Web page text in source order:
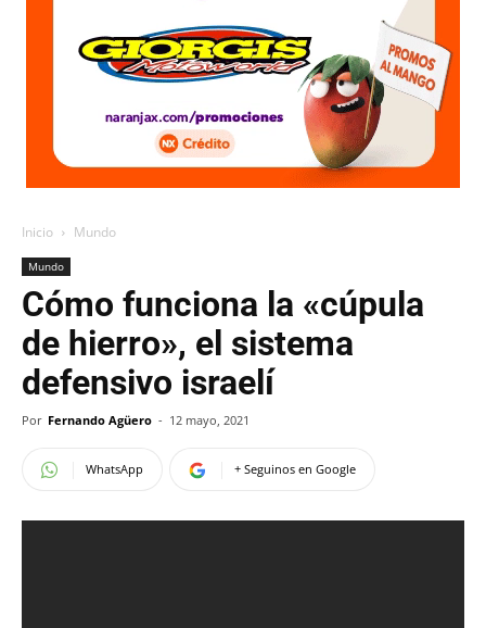
Inicio Mundo
Mundo
Cómo funciona la «cúpula
de hierro», el sistema
defensivo israelí
Por Fernando Agüero - 12 mayo, 2021
WhatsApp + Seguinos en Google